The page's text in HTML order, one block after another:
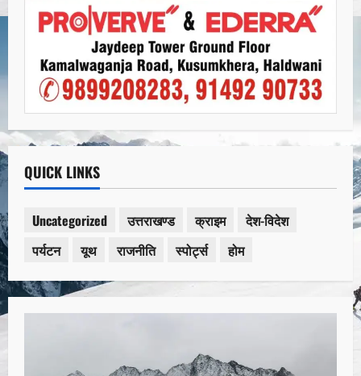
QUICK LINKS
Uncategorized उत्तराखण्ड क्राइम
देश-विदेश
पर्यटन
यूथ राजनीति स्पोर्ट्स होम